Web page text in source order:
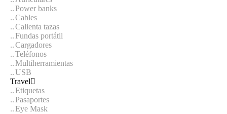
Power banks
Cables
Calienta tazas
Fundas portátil
Cargadores
Teléfonos
Multiherramientas
USB
Travel
Etiquetas
Pasaportes
Eye Mask